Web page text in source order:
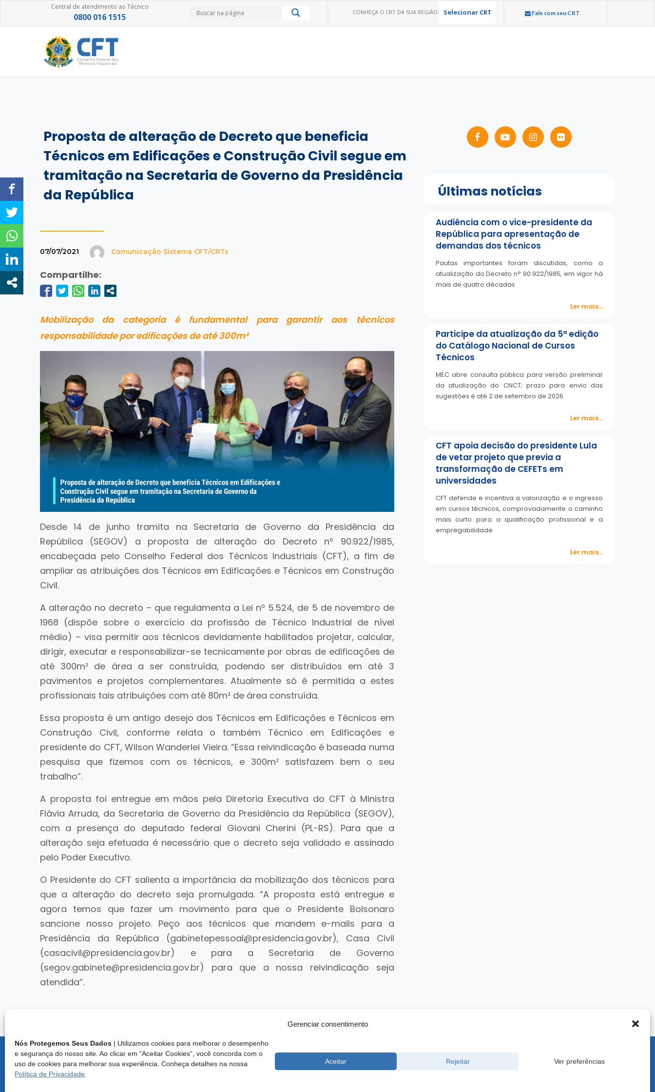
Gerenciar consentimento
Nós Protegemos Seus Dados | Utilizamos cookies para melhorar o desempenho
e segurança do nosso site. Ao clicar em “Aceitar Cookies”, você concorda com o
uso de cookies para melhorar sua experiência. Conheça detalhes na nossa
Política de Privacidade
Aceitar Rejeitar Ver preferências
Central de atendimento ao Técnico
0800 016 1515 CONHEÇA O CRT DA SUA REGIÃO: Selecionar CRT Fale com seu CRT
Proposta de alteração de Decreto que beneficia
Técnicos em Edificações e Construção Civil segue em
tramitação na Secretaria de Governo da Presidência
da República
07/07/2021 Comunicação Sistema CFT/CRTs
Compartilhe:
Mobilização da categoria é fundamental para garantir aos técnicos
responsabilidade por edificações de até 300m²
Desde 14 de junho tramita na Secretaria de Governo da Presidência da
República (SEGOV) a proposta de alteração do Decreto nº 90.922/1985,
encabeçada pelo Conselho Federal dos Técnicos Industriais (CFT), a fim de
ampliar as atribuições dos Técnicos em Edificações e Técnicos em Construção
Civil.
A alteração no decreto – que regulamenta a Lei nº 5.524, de 5 de novembro de
1968 (dispõe sobre o exercício da profissão de Técnico Industrial de nível
médio) – visa permitir aos técnicos devidamente habilitados projetar, calcular,
dirigir, executar e responsabilizar-se tecnicamente por obras de edificações de
até 300m² de área a ser construída, podendo ser distribuídos em até 3
pavimentos e projetos complementares. Atualmente só é permitida a estes
profissionais tais atribuições com até 80m² de área construída.
Essa proposta é um antigo desejo dos Técnicos em Edificações e Técnicos em
Construção Civil, conforme relata o também Técnico em Edificações e
presidente do CFT, Wilson Wanderlei Vieira. “Essa reivindicação é baseada numa
pesquisa que fizemos com os técnicos, e 300m² satisfazem bem o seu
trabalho”.
A proposta foi entregue em mãos pela Diretoria Executiva do CFT à Ministra
Flávia Arruda, da Secretaria de Governo da Presidência da República (SEGOV),
com a presença do deputado federal Giovani Cherini (PL-RS). Para que a
alteração seja efetuada é necessário que o decreto seja validado e assinado
pelo Poder Executivo.
O Presidente do CFT salienta a importância da mobilização dos técnicos para
que a alteração do decreto seja promulgada. “A proposta está entregue e
agora temos que fazer um movimento para que o Presidente Bolsonaro
sancione nosso projeto. Peço aos técnicos que mandem e-mails para a
Presidência da República (gabinetepessoal@presidencia.gov.br), Casa Civil
(casacivil@presidencia.gov.br) e para a Secretaria de Governo
(segov.gabinete@presidencia.gov.br) para que a nossa reivindicação seja
atendida”.
Últimas notícias
Audiência com o vice-presidente da
República para apresentação de
demandas dos técnicos
Pautas importantes foram discutidas, como a
atualização do Decreto n° 90.922/1985, em vigor há
mais de quatro décadas
Ler mais...
Participe da atualização da 5ª edição
do Catálogo Nacional de Cursos
Técnicos
MEC abre consulta pública para versão preliminar
da atualização do CNCT; prazo para envio das
sugestões é até 2 de setembro de 2026
Ler mais...
CFT apoia decisão do presidente Lula
de vetar projeto que previa a
transformação de CEFETs em
universidades
CFT defende e incentiva a valorização e o ingresso
em cursos técnicos, comprovadamente o caminho
mais curto para a qualificação profissional e a
empregabilidade
Ler mais...
Endereço: SCS, Quadra 02, Bloco D, Ed. Oscar Niemeyer, 9º Andar CEP 70.316-900 -
Brasília/DF